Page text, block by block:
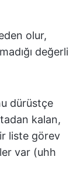
olur,
değerli
dürüstçe
kalan,
liste görev
var (uhh